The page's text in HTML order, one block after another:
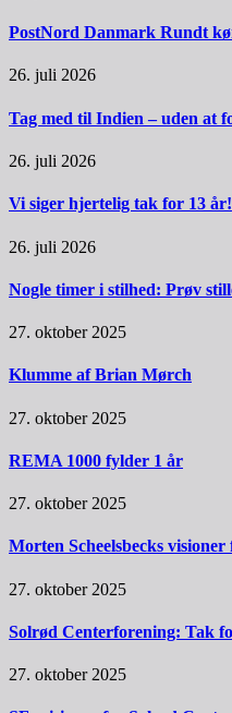
PostNord Danmark Rundt
26. juli 2026
Tag med til Indien – uden at
26. juli 2026
Vi siger hjertelig tak for 13 år!
26. juli 2026
Nogle timer i stilhed: Prøv
27. oktober 2025
Klumme af Brian Mørch
27. oktober 2025
REMA 1000 fylder 1 år
27. oktober 2025
Morten Scheelsbecks
27. oktober 2025
Solrød Centerforening: Tak
27. oktober 2025